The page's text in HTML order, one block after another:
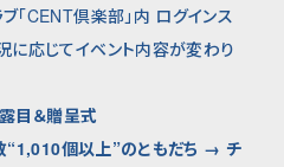
「CENT倶楽部」内 ログインス
に応じてイベント内容が変わり
目＆贈呈式
“1,010個以上”のともだち → チ